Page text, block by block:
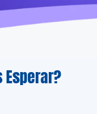
Esperar?